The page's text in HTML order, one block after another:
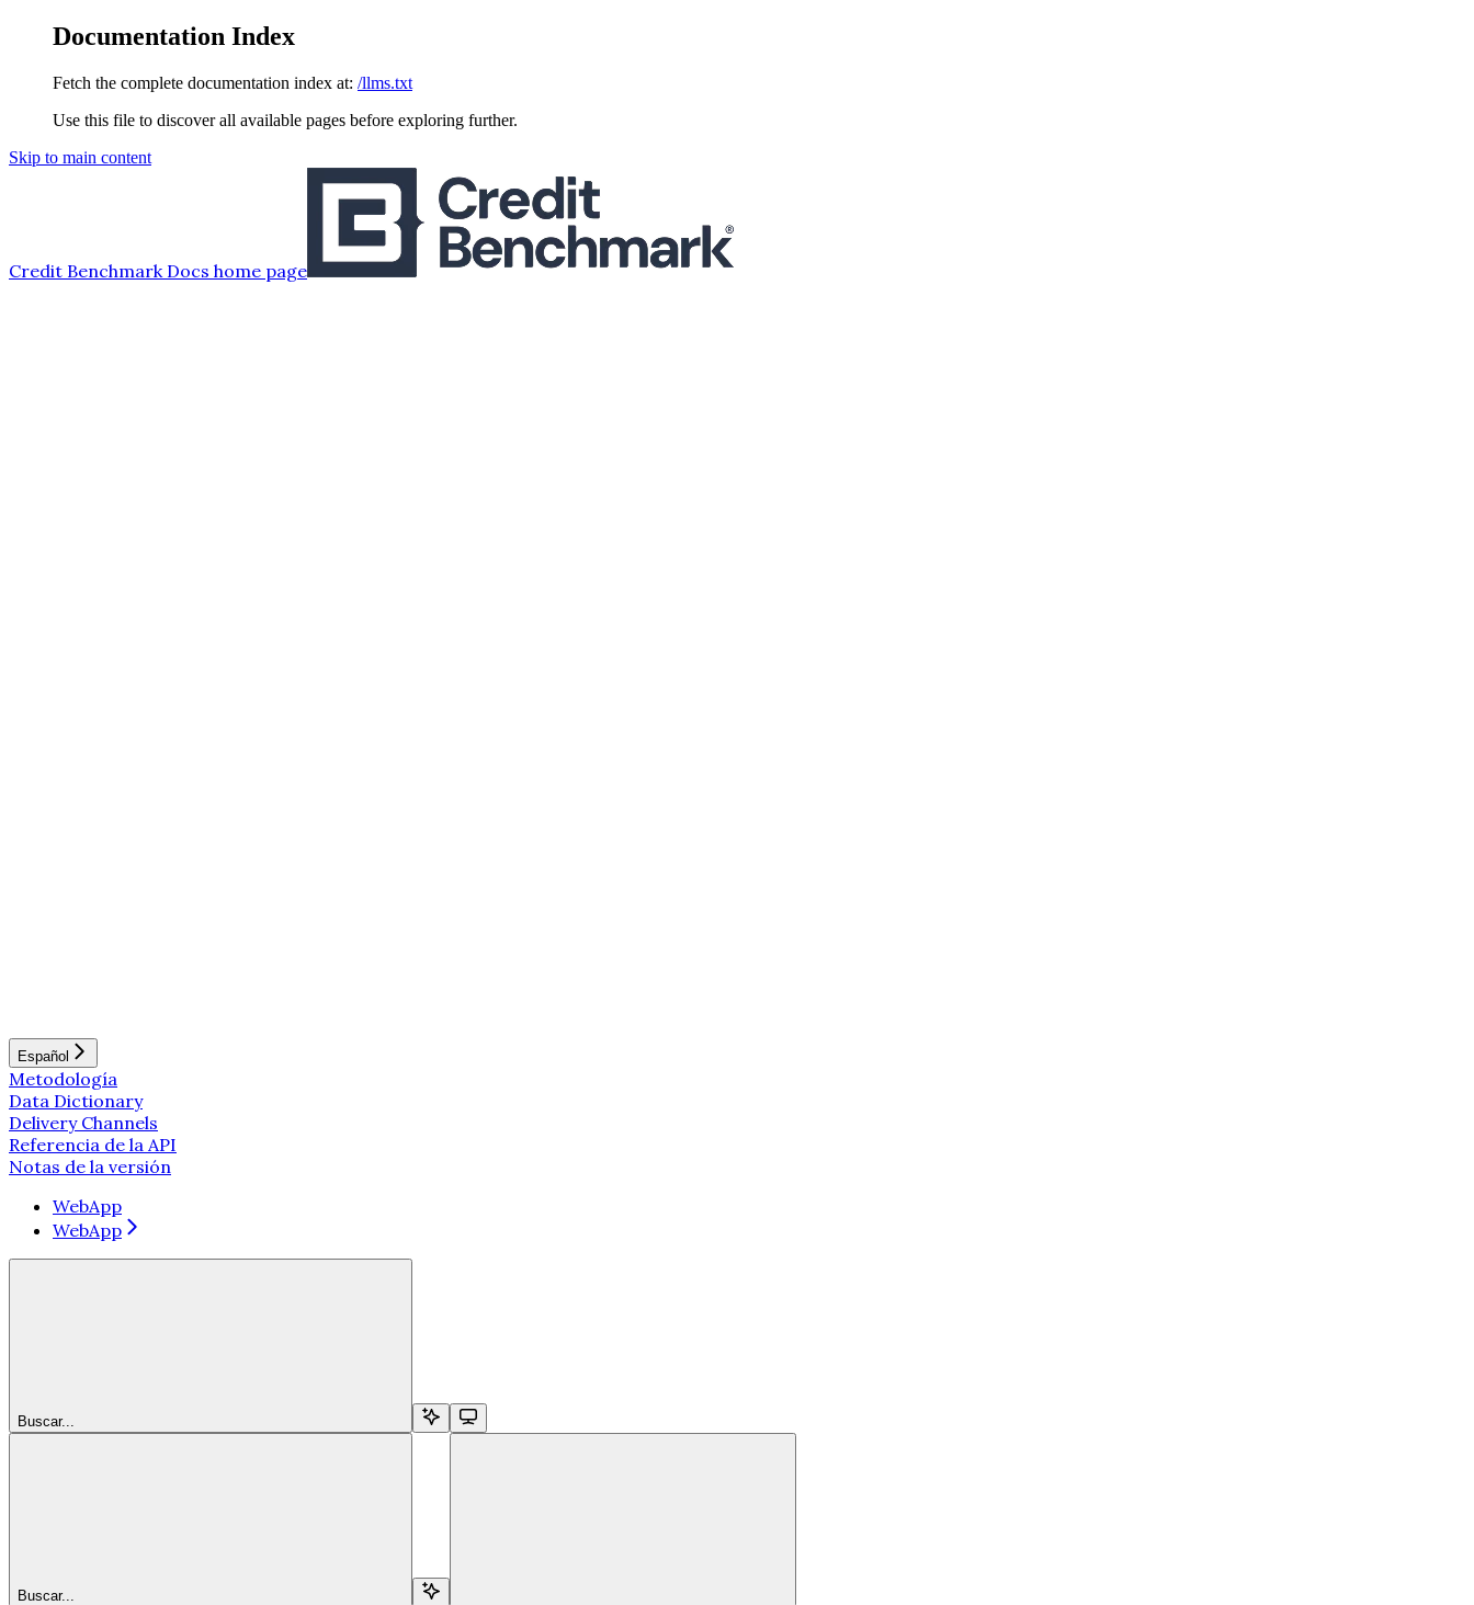
Documentation Index
Fetch the complete documentation index at: /llms.txt
Use this file to discover all available pages before exploring further.
Skip to main content
Credit Benchmark Docs home page
Español
Metodología
Data Dictionary
Delivery Channels
Referencia de la API
Notas de la versión
WebApp
WebApp
Buscar...
Buscar...